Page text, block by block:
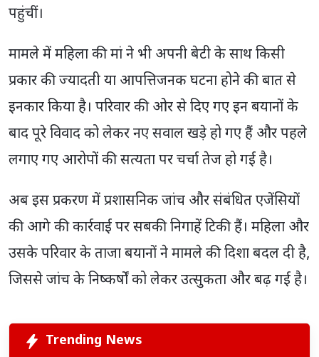
पहुंचीं।
मामले में महिला की मां ने भी अपनी बेटी के साथ किसी
प्रकार की ज्यादती या आपत्तिजनक घटना होने की बात से
इनकार किया है। परिवार की ओर से दिए गए इन बयानों के
बाद पूरे विवाद को लेकर नए सवाल खड़े हो गए हैं और पहले
लगाए गए आरोपों की सत्यता पर चर्चा तेज हो गई है।
अब इस प्रकरण में प्रशासनिक जांच और संबंधित एजेंसियों
की आगे की कार्रवाई पर सबकी निगाहें टिकी हैं। महिला और
उसके परिवार के ताजा बयानों ने मामले की दिशा बदल दी है,
जिससे जांच के निष्कर्षों को लेकर उत्सुकता और बढ़ गई है।
Trending News